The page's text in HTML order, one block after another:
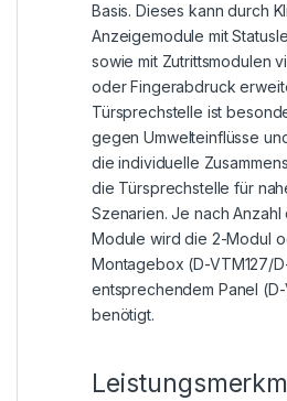
Basis. Dieses kann durch
Anzeigemodule mit
sowie mit Zutrittsmodulen
oder Fingerabdruck
Türsprechstelle ist
gegen Umwelteinflüsse
die individuelle
die Türsprechstelle für
Szenarien. Je nach
Module wird die 2-Modul
Montagebox (D-VTM127/
entsprechendem Panel
benötigt.